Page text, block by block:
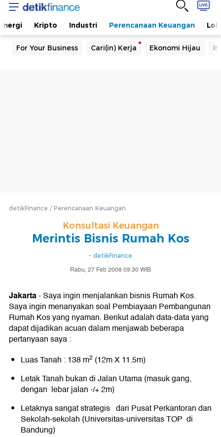
Kripto Industri Perencanaan Keuangan
For Your Business Cari(in) Kerja Ekonomi Hijau
detikFinance Perencanaan Keuangan
Konsultasi Keuangan
Merintis Bisnis Rumah Kos
- detikFinance
Rabu, 27 Feb 2008 09:30 WIB
Jakarta-Saya ingin menjalankan bisnis Rumah Kos.
Saya ingin menanyakan soal Pembiayaan Pembangunan
Rumah Kos yang nyaman. Berikut adalah data-data yang
dapat dijadikan acuan dalam menjawab beberapa
pertanyaan saya :
Luas Tanah : 138 m2 (12m X 11.5m)
Letak Tanah bukan di Jalan Utama (masuk gang,
dengan lebar jalan -/+ 2m)
Letaknya sangat strategis dari Pusat Perkantoran dan
Sekolah-sekolah (Universitas-universitas TOP di
Bandung)